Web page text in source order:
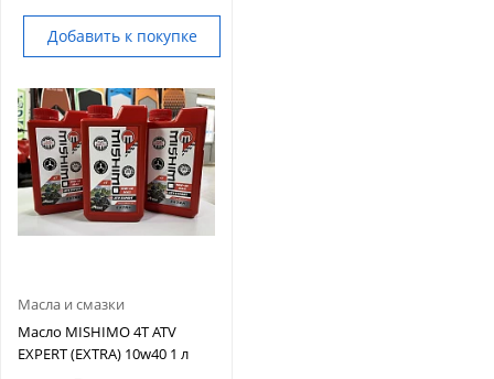
Добавить к покупке
Масла и смазки
Масло MISHIMO 4T ATV
EXPERT (EXTRA) 10w40 1 л